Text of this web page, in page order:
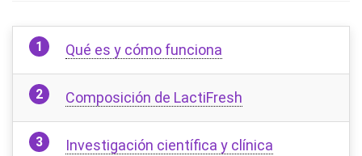
Qué es y cómo funciona
Composición de LactiFresh
Investigación científica y clínica